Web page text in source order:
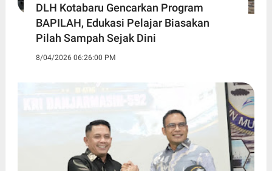
DLH Kotabaru Gencarkan Program
BAPILAH, Edukasi Pelajar Biasakan
Pilah Sampah Sejak Dini
8/04/2026 06:26:00 PM